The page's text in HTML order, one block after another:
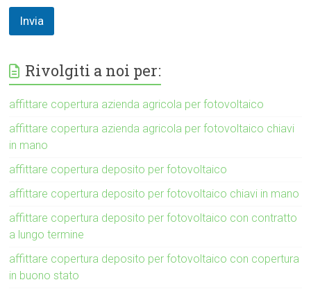
Invia
Rivolgiti a noi per:
affittare copertura azienda agricola per fotovoltaico
affittare copertura azienda agricola per fotovoltaico chiavi
in mano
affittare copertura deposito per fotovoltaico
affittare copertura deposito per fotovoltaico chiavi in mano
affittare copertura deposito per fotovoltaico con contratto
a lungo termine
affittare copertura deposito per fotovoltaico con copertura
in buono stato